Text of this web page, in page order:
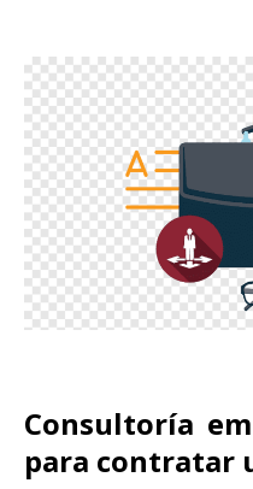
Consultoría
para contratar